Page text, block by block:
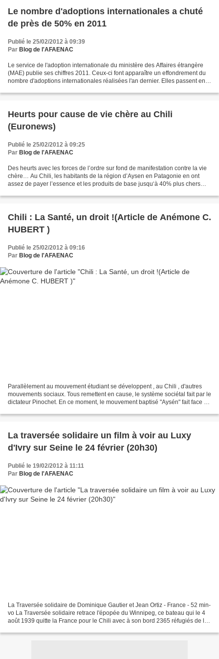
Le nombre d'adoptions internationales a chuté
de près de 50% en 2011
Publié le 25/02/2012 à 09:39
Par Blog de l'AFAENAC
Le service de l'adoption internationale du ministère des Affaires étrangère
(MAE) publie ses chiffres 2011. Ceux-ci font apparaître un effondrement du
nombre d'adoptions internationales réalisées l'an dernier. Elles passent en
Heurts pour cause de vie chère au Chili
(Euronews)
Publié le 25/02/2012 à 09:25
Par Blog de l'AFAENAC
Des heurts avec les forces de l’ordre sur fond de manifestation contre la vie
chère… Au Chili, les habitants de la région d’Aysen en Patagonie en ont
assez de payer l’essence et les produits de base jusqu‘à 40% plus chers
Chili : La Santé, un droit !(Article de Anémone C.
HUBERT )
Publié le 25/02/2012 à 09:16
Par Blog de l'AFAENAC
Parallèlement au mouvement étudiant se développent , au Chili , d'autres
mouvements sociaux. Tous remettent en cause, le système sociétal fait par le
dictateur Pinochet. En ce moment, le mouvement baptisé "Aysén" fait face à
La traversée solidaire un film à voir au Luxy
d'Ivry sur Seine le 24 février (20h30)
Publié le 19/02/2012 à 11:11
Par Blog de l'AFAENAC
La Traversée solidaire de Dominique Gautier et Jean Ortiz - France - 52 min-
vo La Traversée solidaire retrace l'épopée du Winnipeg, ce bateau qui le 4
août 1939 quitte la France pour le Chili avec à son bord 2365 réfugiés de la